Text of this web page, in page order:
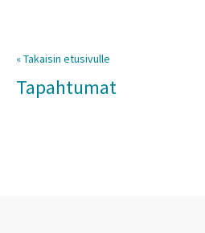
« Takaisin etusivulle
Tapahtumat